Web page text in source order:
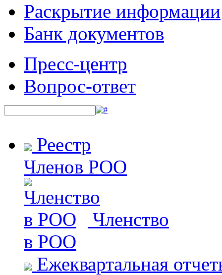
Раскрытие информации
Банк документов
Пресс-центр
Вопрос-ответ
Реестр
Членов РОО
Членство
в РОО
Ежеквартальная